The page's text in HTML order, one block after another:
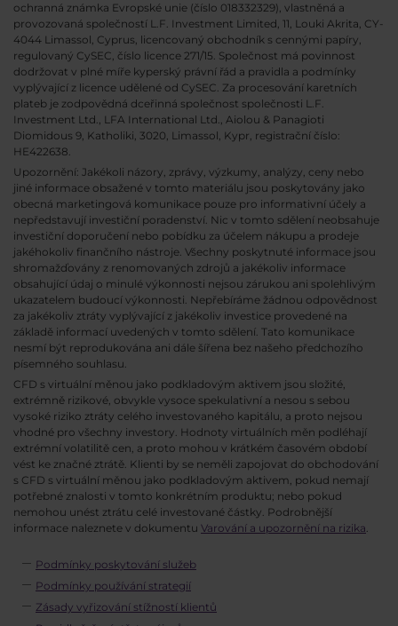
ochranná známka Evropské unie (číslo 018332329), vlastněná a
provozovaná společností L.F. Investment Limited, 11, Louki Akrita, CY-
4044 Limassol, Cyprus, licencovaný obchodník s cennými papíry,
regulovaný CySEC, číslo licence 271/15. Společnost má povinnost
dodržovat v plné míře kyperský právní řád a pravidla a podmínky
vyplývající z licence udělené od CySEC. Za procesování karetních
plateb je zodpovědná dceřinná společnost společnosti L.F.
Investment Ltd., LFA International Ltd., Aiolou & Panagioti
Diomidous 9, Katholiki, 3020, Limassol, Kypr, registrační číslo:
HE422638.
Upozornění: Jakékoli názory, zprávy, výzkumy, analýzy, ceny nebo
jiné informace obsažené v tomto materiálu jsou poskytovány jako
obecná marketingová komunikace pouze pro informativní účely a
nepředstavují investiční poradenství. Nic v tomto sdělení neobsahuje
investiční doporučení nebo pobídku za účelem nákupu a prodeje
jakéhokoliv finančního nástroje. Všechny poskytnuté informace jsou
shromažďovány z renomovaných zdrojů a jakékoliv informace
obsahující údaj o minulé výkonnosti nejsou zárukou ani spolehlivým
ukazatelem budoucí výkonnosti. Nepřebíráme žádnou odpovědnost
za jakékoliv ztráty vyplývající z jakékoliv investice provedené na
základě informací uvedených v tomto sdělení. Tato komunikace
nesmí být reprodukována ani dále šířena bez našeho předchozího
písemného souhlasu.
CFD s virtuální měnou jako podkladovým aktivem jsou složité,
extrémně rizikové, obvykle vysoce spekulativní a nesou s sebou
vysoké riziko ztráty celého investovaného kapitálu, a proto nejsou
vhodné pro všechny investory. Hodnoty virtuálních měn podléhají
extrémní volatilitě cen, a proto mohou v krátkém časovém období
vést ke značné ztrátě. Klienti by se neměli zapojovat do obchodování
s CFD s virtuální měnou jako podkladovým aktivem, pokud nemají
potřebné znalosti v tomto konkrétním produktu; nebo pokud
nemohou unést ztrátu celé investované částky. Podrobnější
informace naleznete v dokumentu Varování a upozornění na rizika.
Podmínky poskytování služeb
Podmínky používání strategií
Zásady vyřizování stížností klientů